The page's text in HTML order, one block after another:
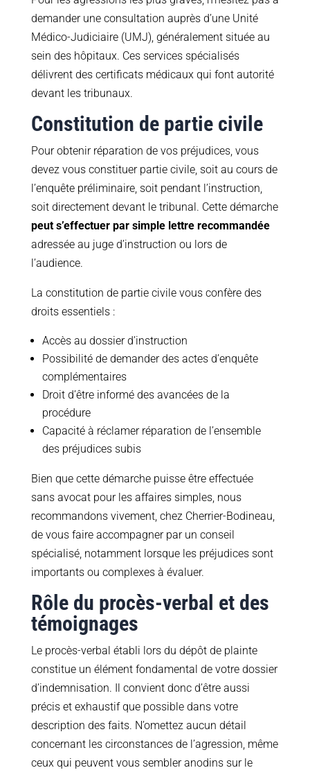
demander une consultation auprès d’une Unité
Médico-Judiciaire (UMJ), généralement située au
sein des hôpitaux. Ces services spécialisés
délivrent des certificats médicaux qui font autorité
devant les tribunaux.
Constitution de partie civile
Pour obtenir réparation de vos préjudices, vous
devez vous constituer partie civile, soit au cours de
l’enquête préliminaire, soit pendant l’instruction,
soit directement devant le tribunal. Cette démarche
peut s’effectuer par simple lettre recommandée
adressée au juge d’instruction ou lors de
l’audience.
La constitution de partie civile vous confère des
droits essentiels :
Accès au dossier d’instruction
Possibilité de demander des actes d’enquête
complémentaires
Droit d’être informé des avancées de la
procédure
Capacité à réclamer réparation de l’ensemble
des préjudices subis
Bien que cette démarche puisse être effectuée
sans avocat pour les affaires simples, nous
recommandons vivement, chez Cherrier-Bodineau,
de vous faire accompagner par un conseil
spécialisé, notamment lorsque les préjudices sont
importants ou complexes à évaluer.
Rôle du procès-verbal et des
témoignages
Le procès-verbal établi lors du dépôt de plainte
constitue un élément fondamental de votre dossier
d’indemnisation. Il convient donc d’être aussi
précis et exhaustif que possible dans votre
description des faits. N’omettez aucun détail
concernant les circonstances de l’agression, même
ceux qui peuvent vous sembler anodins sur le